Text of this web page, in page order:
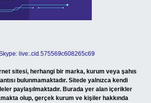
live:.cid.575569c608265c69
sitesi, herhangi bir marka, kurum veya şahıs
bulunmamaktadır. Sitede yalnızca kendi
paylaşılmaktadır. Burada yer alan içerikler
olup, gerçek kurum ve kişiler hakkında